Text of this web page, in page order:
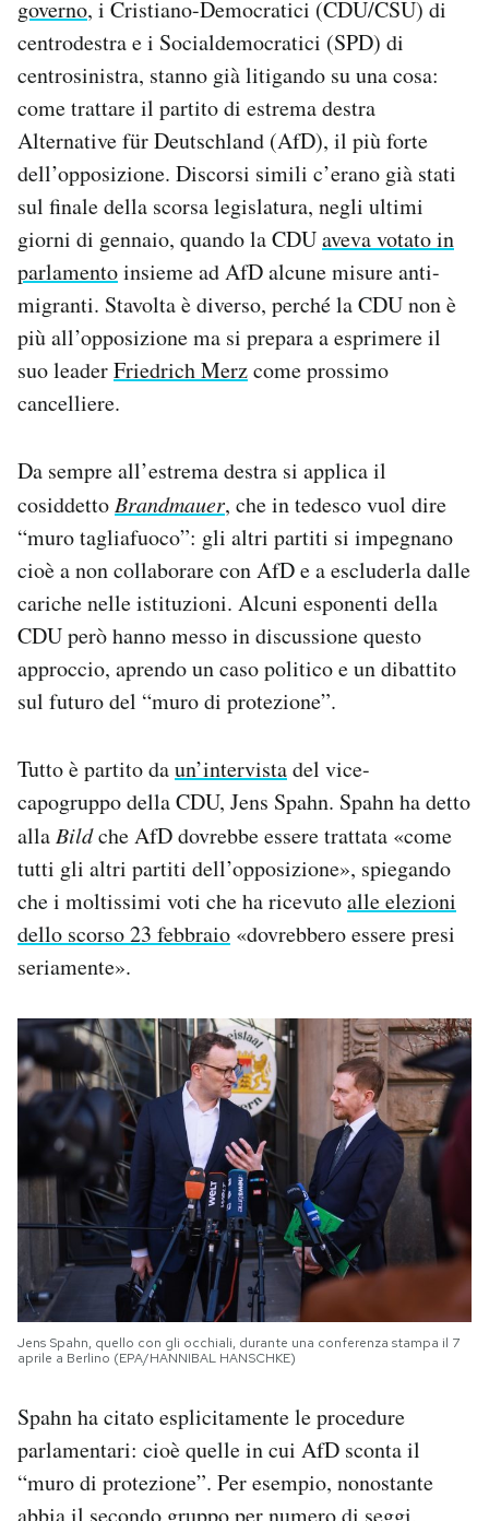
Area Personale
Newsletter
Notifiche mobile
Regala il Post
Hai bisogno di aiuto?
Esci
governo, i Cristiano-Democratici (CDU/CSU) di
centrodestra e i Socialdemocratici (SPD) di
centrosinistra, stanno già litigando su una cosa:
come trattare il partito di estrema destra
Alternative für Deutschland (AfD), il più forte
dell’opposizione. Discorsi simili c’erano già stati
sul finale della scorsa legislatura, negli ultimi
giorni di gennaio, quando la CDUaveva votato in
parlamentoinsieme ad AfD alcune misure anti-
migranti. Stavolta è diverso, perché la CDU non è
più all’opposizione ma si prepara a esprimere il
suo leaderFriedrich Merzcome prossimo
cancelliere.
Da sempre all’estrema destra si applica il
cosiddettoBrandmauer, che in tedesco vuol dire
“muro tagliafuoco”: gli altri partiti si impegnano
cioè a non collaborare con AfD e a escluderla dalle
cariche nelle istituzioni. Alcuni esponenti della
CDU però hanno messo in discussione questo
approccio, aprendo un caso politico e un dibattito
sul futuro del “muro di protezione”.
Tutto è partito daun’intervistadel vice-
capogruppo della CDU, Jens Spahn. Spahn ha detto
allaBildche AfD dovrebbe essere trattata «come
tutti gli altri partiti dell’opposizione», spiegando
che i moltissimi voti che ha ricevutoalle elezioni
dello scorso 23 febbraio «dovrebbero essere presi
seriamente».
Jens Spahn, quello con gli occhiali, durante una conferenza stampa il 7
aprile a Berlino (EPA/HANNIBAL HANSCHKE)
Spahn ha citato esplicitamente le procedure
parlamentari: cioè quelle in cui AfD sconta il
“muro di protezione”. Per esempio, nonostante